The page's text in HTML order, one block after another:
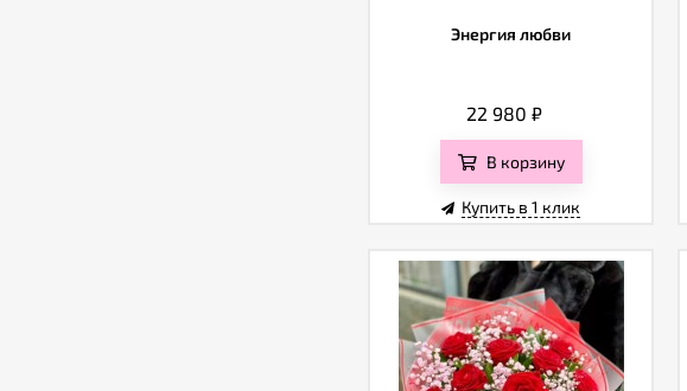
Энергия любви
22 980 ₽
В корзину
Купить в 1 клик